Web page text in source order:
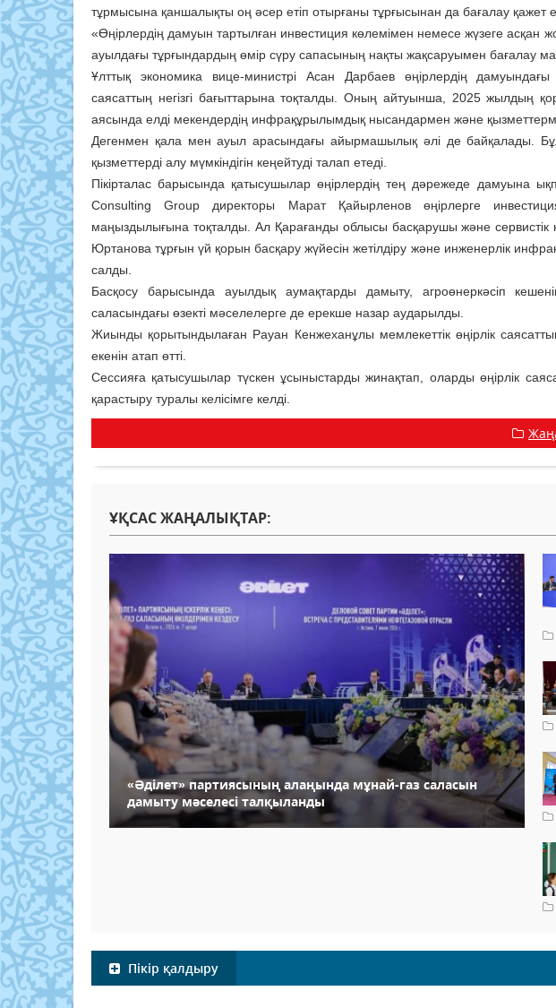
тұрмысына қаншалықты оң әсер етіп отырғаны тұрғысынан да бағалау қажет
«Өңірлердің дамуын тартылған инвестиция көлемімен немесе жүзеге асқан
ауылдағы тұрғындардың өмір сүру сапасының нақты жақсаруымен бағалау
Ұлттық экономика вице-министрі Асан Дарбаев өңірлердің дамуындағы
саясаттың негізгі бағыттарына тоқталды. Оның айтуынша, 2025 жылдың
аясында елді мекендердің инфрақұрылымдық нысандармен және
Дегенмен қала мен ауыл арасындағы айырмашылық әлі де байқалады.
қызметтерді алу мүмкіндігін кеңейтуді талап етеді.
Пікірталас барысында қатысушылар өңірлердің тең дәрежеде дамуына
Consulting Group директоры Марат Қайырленов өңірлерге
маңыздылығына тоқталды. Ал Қарағанды облысы басқарушы және
Юртанова тұрғын үй қорын басқару жүйесін жетілдіру және инженерлік
салды.
Басқосу барысында ауылдық аумақтарды дамыту, агроөнеркәсіп
саласындағы өзекті мәселелерге де ерекше назар аударылды.
Жиынды қорытындылаған Рауан Кенжеханұлы мемлекеттік өңірлік
екенін атап өтті.
Сессияға қатысушылар түскен ұсыныстарды жинақтап, оларды өңірлік
қарастыру туралы келісімге келді.
ҰҚСАС ЖАҢАЛЫҚТАР:
«Әділет» партиясының алаңында мұнай-газ саласын
дамыту мәселесі талқыланды
Пікір қалдыру